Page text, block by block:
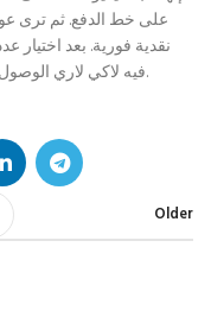
على خط الدفع. ثم ترى
نقدية فورية. بعد اختيار
فيه لاكي لاري الوصول إلى سفينته، ​​مستعدًا لجمع صناديق جراد البحر.
Older